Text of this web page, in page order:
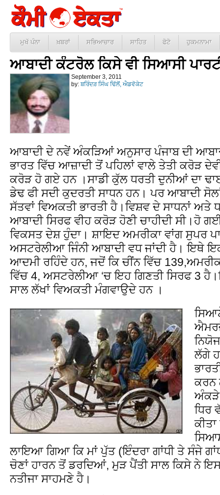
ਮੁਖੱ ਪੰਨਾ ਖ਼ਬਰਾਂ ਸਭਿਆਚਾਰ ਸਾਹਿਤ ਫੋਟੋ ਹੁਕਮਨਾਮਾ
ਆਬਾਦੀ ਕੰਟਰੋਲ ਕਿਸੇ ਵੀ ਸਿਆਸੀ
September 3, 2011
by: ਬਰਿੰਦਰ਼ ਸਿੰਘ ਢਿੱਲੋਂ, ਐਡਵੋਕੇਟ
ਆਬਾਦੀ ਦੇ ਨਵੇਂ ਅੰਕੜਿਆਂ ਅਨੁਸਾਰ ਪੰਜਾਬ ਦੀ
ਭਾਰਤ ਵਿੱਚ ਆਜ਼ਾਦੀ ਤੋਂ ਪਹਿਲਾਂ ਵਾਲੇ ਤੇਤੀ ਕਰੋੜ
ਕਰੋੜ ਹੋ ਗਏ ਹਨ ।ਸਾਡੀ ਕੁੱਲ ਧਰਤੀ ਦੁਨੀਆਂ ਦਾ
ਡੇਢ ਫੀ ਸਦੀ ਕੁਦਰਤੀ ਸਾਧਨ ਹਨ। ਪਰ ਆਬਾਦੀ
ਸੱਤਵਾਂ ਵਿਅਕਤੀ ਭਾਰਤੀ ਹੈ।ਵਿਸ਼ਵ ਦੇ ਸਾਧਨਾਂ ਅਤੇ
ਆਬਾਦੀ ਸਿਰਫ ਵੀਹ ਕਰੋੜ ਹੋਣੀ ਚਾਹੀਦੀ ਸੀ।ਹੋ
ਵਿਕਸਤ ਦੇਸ਼ ਹੁੰਦਾ। ਸ਼ਾਇਦ ਅਮਰੀਕਾ ਵਾਂਗ ਸੁਪਰ
ਅਸਟਰੇਲੀਆ ਜਿੰਨੀ ਆਬਾਦੀ ਵਧ ਜਾਂਦੀ ਹੈ। ਇਥੇ
ਆਦਮੀ ਰਹਿੰਦੇ ਹਨ, ਜਦੋਂ ਕਿ ਚੀਂਨ ਵਿੱਚ
ਵਿੱਚ 4, ਅਸਟਰੇਲੀਆ ‘ਚ ਇਹ ਗਿਣਤੀ ਸਿਰਫ 3
ਸਾਲ ਲੱਖਾਂ ਵਿਅਕਤੀ ਮੰਗਵਾਉਦੇ ਹਨ ।
ਲੱਗੇ
ਕਰਨ
ਅੰਕੜੇ
ਧਿਰ
ਲਾਇਆ ਗਿਆ ਕਿ ਮਾਂ ਪੁੱਤ (ਇੰਦਰਾ ਗਾਂਧੀ ਤੇ ਸੰਜੇ
ਚੋਣਾਂ ਹਾਰਨ ਤੋਂ ਡਰਦਿਆਂ, ਮੁੜ ਪੈਂਤੀ ਸਾਲ ਕਿਸੇ ਨੇ
ਨਤੀਜਾ ਸਾਹਮਣੇ ਹੈ।